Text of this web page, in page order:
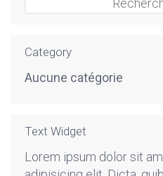
Category
Aucune catégorie
Text Widget
Lorem ipsum dolor sit